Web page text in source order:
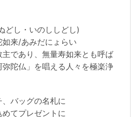
し・いのししどし)
来/あみだにょらい
であり、無量寿如来とも呼ば
陀仏」を唱える人々を極楽浄
、バッグの名札に
めてプレゼントに